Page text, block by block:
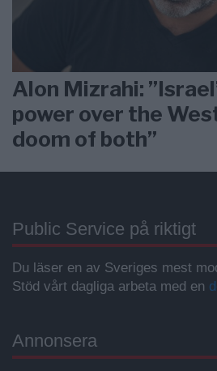
Alon Mizrahi:
power over the
doom of both”
Public Service på riktigt
Du läser en av Sveriges mest
Stöd vårt dagliga arbeta med en
Annonsera